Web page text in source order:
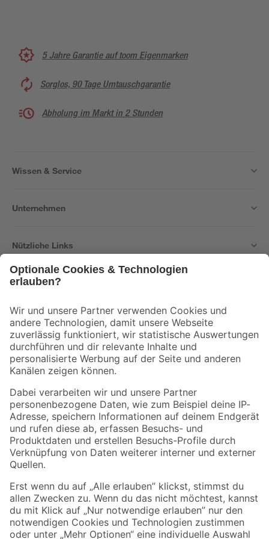
5 Jahre Garantie auf toom Eigenmarken
Sorglos, 90 Tage Umtauschgarantie
Abholung im Markt in 2 Stunden
Wissen & Service
Unternehmen
Nützliche Links
Der toom Newsletter: Keine Angebote und Aktionen mehr verpassen!
Zur Newsletter Anmeldung
Folge uns
Zahlungsarten Versandarten
Sicher einkaufen
Jetzt die toom-App herunterladen